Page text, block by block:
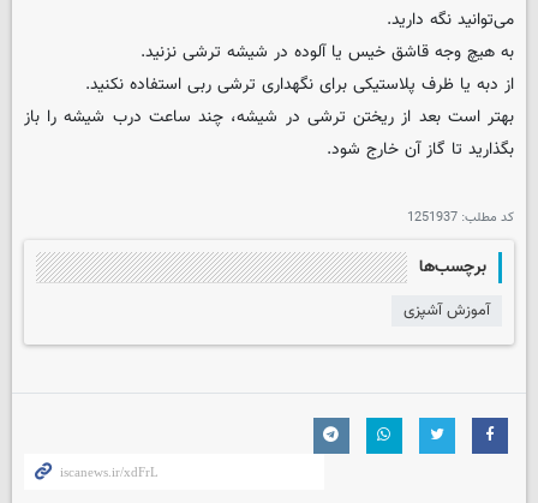
می‌توانید نگه دارید.
به هیچ وجه قاشق خیس یا آلوده در شیشه ترشی نزنید.
از دبه یا ظرف پلاستیکی برای نگهداری ترشی ربی استفاده نکنید.
بهتر است بعد از ریختن ترشی در شیشه، چند ساعت درب شیشه را باز
بگذارید تا گاز آن خارج شود.
کد مطلب: 1251937
برچسب‌ها
آموزش آشپزی